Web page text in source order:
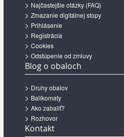
Najčastejšie otázky (FAQ)
Zmazanie digitálnej stopy
Prihlásenie
Registrácia
Cookies
Odstúpenie od zmluvy
Blog o obaloch
Druhy obalov
Balíkomaty
Ako zabaliť?
Rozhovor
Kontakt